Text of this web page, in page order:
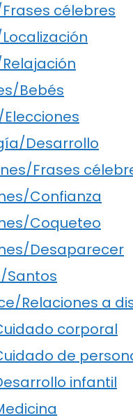
célebres
Bebés
Desarrollo
Frases
Confianza
Coqueteo
Desaparecer
Santos
Relaciones a
corporal
de
infantil